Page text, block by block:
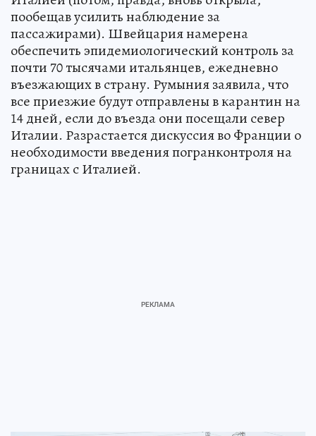
пообещав усилить наблюдение за
пассажирами). Швейцария намерена
обеспечить эпидемиологический контроль за
почти 70 тысячами итальянцев, ежедневно
въезжающих в страну. Румыния заявила, что
все приезжие будут отправлены в карантин на
14 дней, если до въезда они посещали север
Италии. Разрастается дискуссия во Франции о
необходимости введения погранконтроля на
границах с Италией.